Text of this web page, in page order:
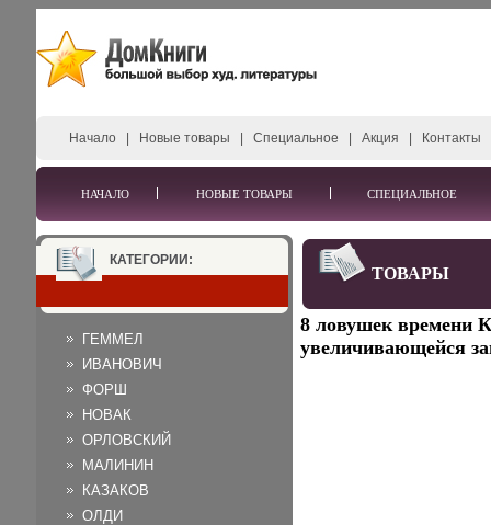
Начало Новые товары Специальное Акция Контакты
НАЧАЛО НОВЫЕ ТОВАРЫ СПЕЦИАЛЬНОЕ
КАТЕГОРИИ:
ГЕММЕЛ
ИВАНОВИЧ
ФОРШ
НОВАК
ОРЛОВСКИЙ
МАЛИНИН
КАЗАКОВ
ОЛДИ
ТОВАРЫ
8 ловушек времени
увеличивающейся